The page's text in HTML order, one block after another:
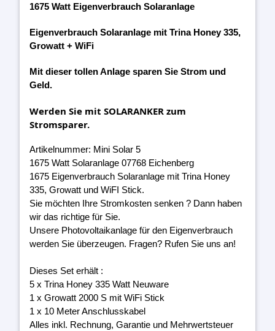
1675 Watt Eigenverbrauch Solaranlage
Eigenverbrauch Solaranlage mit Trina Honey 335,
Growatt + WiFi
Mit dieser tollen Anlage sparen Sie Strom und
Geld.
Werden Sie mit SOLARANKER zum
Stromsparer.
Artikelnummer: Mini Solar 5
1675 Watt Solaranlage 07768 Eichenberg
1675 Eigenverbrauch Solaranlage mit Trina Honey
335, Growatt und WiFI Stick.
Sie möchten Ihre Stromkosten senken ? Dann haben
wir das richtige für Sie.
Unsere Photovoltaikanlage für den Eigenverbrauch
werden Sie überzeugen. Fragen? Rufen Sie uns an!
Dieses Set erhält :
5 x Trina Honey 335 Watt Neuware
1 x Growatt 2000 S mit WiFi Stick
1 x 10 Meter Anschlusskabel
Alles inkl. Rechnung, Garantie und Mehrwertsteuer